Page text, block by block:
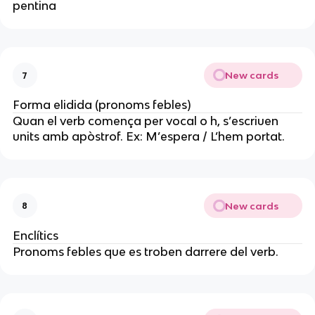
pentina
7 New cards
Forma elidida (pronoms febles)
Quan el verb comença per vocal o h, s’escriuen
units amb apòstrof. Ex: M’espera / L’hem portat.
8 New cards
Enclítics
Pronoms febles que es troben darrere del verb.